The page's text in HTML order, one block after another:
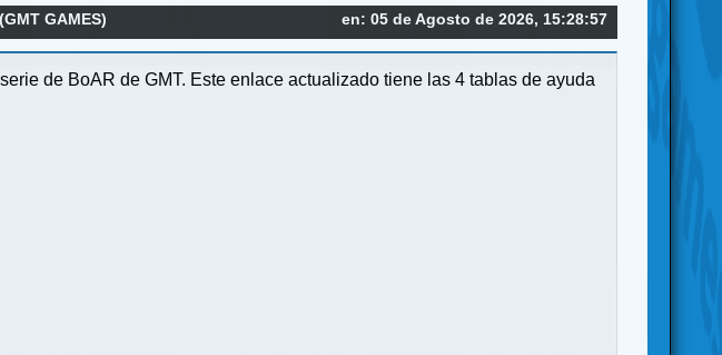
en: 05 de Agosto de 2026, 15:28:57
GAMES)
de BoAR de GMT. Este enlace actualizado tiene las 4 tablas de ayuda